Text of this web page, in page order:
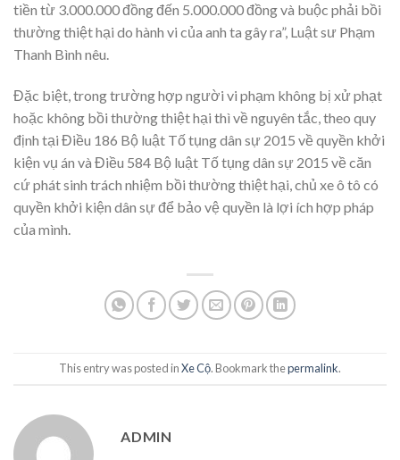
tiền từ 3.000.000 đồng đến 5.000.000 đồng và buộc phải bồi
thường thiệt hại do hành vi của anh ta gây ra”, Luật sư Phạm
Thanh Bình nêu.
Đặc biệt, trong trường hợp người vi phạm không bị xử phạt
hoặc không bồi thường thiệt hại thì về nguyên tắc, theo quy
định tại Điều 186 Bộ luật Tố tụng dân sự 2015 về quyền khởi
kiện vụ án và Điều 584 Bộ luật Tố tụng dân sự 2015 về căn
cứ phát sinh trách nhiệm bồi thường thiệt hại, chủ xe ô tô có
quyền khởi kiện dân sự để bảo vệ quyền là lợi ích hợp pháp
của mình.
This entry was posted inXe Cộ. Bookmark thepermalink.
ADMIN